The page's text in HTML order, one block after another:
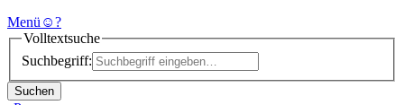
Menü ☺?
Volltextsuche
Suchbegriff:
Suchen